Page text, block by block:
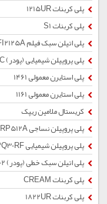
پلی کربنات 1215UR
پلی کربنات S1
پلی اتیلن سبک فیلم LFI2125A
پلی پروپیلن شیمیایی (پودر) ZB332C
پلی استایرن معمولی 1461
پلی استایرن معمولی 1161
کریستال ملامین ریپک
پلی پروپیلن نساجی ARP512A
پلی پروپیلن شیمیایی EPQ30RF
پلی اتیلن سبک خطی (پودر) 22B02
پلی کربنات CREAM
پلی کربنات 1822UR